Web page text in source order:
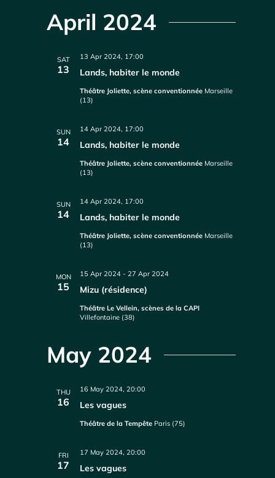
April 2024
SAT
13 Lands, habiter le monde
13 Apr 2024, 17:00
Théâtre Joliette, scène conventionnée Marseille
(13)
SUN
14 Lands, habiter le monde
14 Apr 2024, 17:00
Théâtre Joliette, scène conventionnée Marseille
(13)
SUN
14 Lands, habiter le monde
14 Apr 2024, 17:00
Théâtre Joliette, scène conventionnée Marseille
(13)
MON
15 Mizu (résidence)
15 Apr 2024 -27 Apr 2024
Théâtre Le Vellein, scènes de la CAPI
Villefontaine (38)
May 2024
THU
16 Les vagues
16 May 2024, 20:00
Théâtre de la Tempête Paris (75)
FRI
17 Les vagues
17 May 2024, 20:00